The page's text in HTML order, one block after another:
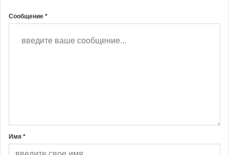
Сообщение *
Имя *